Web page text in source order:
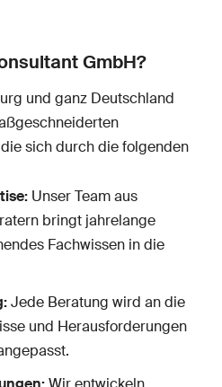
GmbH?
und ganz Deutschland
sich durch die folgenden
Unser Team aus
bringt jahrelange
Fachwissen in die
Jede Beratung wird an die
und Herausforderungen